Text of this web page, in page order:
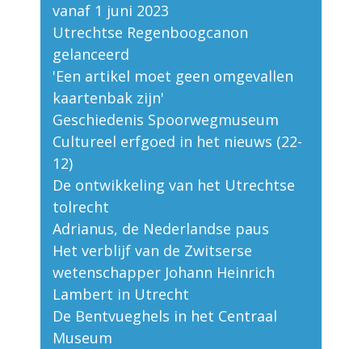
vanaf 1 juni 2023
Utrechtse Regenboogcanon
gelanceerd
'Een artikel moet geen omgevallen
kaartenbak zijn'
Geschiedenis Spoorwegmuseum
Cultureel erfgoed in het nieuws (22-
12)
De ontwikkeling van het Utrechtse
tolrecht
Adrianus, de Nederlandse paus
Het verblijf van de Zwitserse
wetenschapper Johann Heinrich
Lambert in Utrecht
De Bentvueghels in het Centraal
Museum